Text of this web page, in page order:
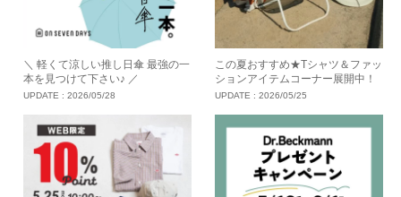
＼ 軽くて涼しい推し日傘 最強の一
本を見つけて下さい♪ ／
UPDATE : 2026/05/28
この夏おすすめ★Tシャツ＆ファッ
ションアイテムコーナー展開中！
UPDATE : 2026/05/25